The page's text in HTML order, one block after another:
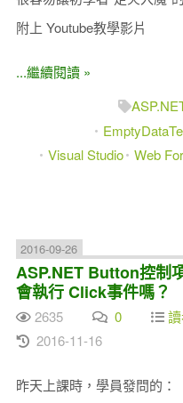
附上 Youtube教學影片
...繼續閱讀 »
Visual Studio Web
2016-09-26
ASP.NET Button控制
會執行 Click事件嗎？
2635 0
2016-11-16
昨天上課時，學員發問的：